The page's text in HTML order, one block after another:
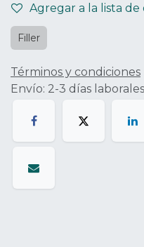
Agregar a la lista de
Filler
Términos y condiciones
Envío: 2-3 días laborales